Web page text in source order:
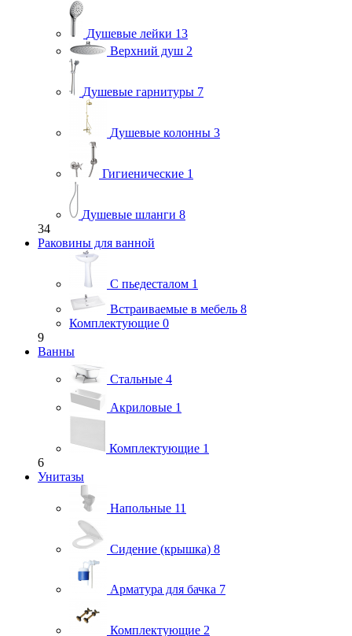
Душевые лейки 13
Верхний душ 2
Душевые гарнитуры 7
Душевые колонны 3
Гигиенические 1
Душевые шланги 8
34
Раковины для ванной
С пьедесталом 1
Встраиваемые в мебель 8
Комплектующие 0
9
Ванны
Стальные 4
Акриловые 1
Комплектующие 1
6
Унитазы
Напольные 11
Сидение (крышка) 8
Арматура для бачка 7
Комплектующие 2